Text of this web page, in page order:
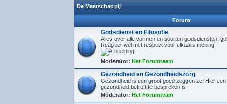
De Maatschappij
Forum
Godsdienst en Filosofie
Alles over alle vormen en soorten godsdiensten,
Reageer wel met respect voor elkaars mening
Moderator: Het Forumteam
Gezondheid en Gezondheidszorg
Gezondheid is een groot goed zeggen ze. Hier
gezondheid betreft te bespreken is
Moderator: Het Forumteam